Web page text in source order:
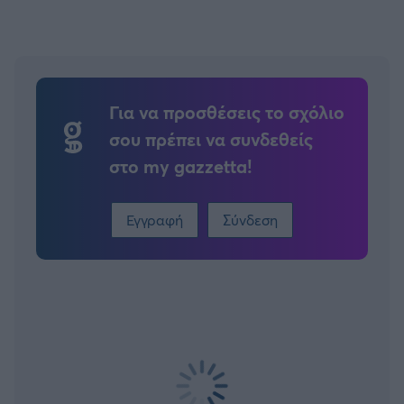
Για να προσθέσεις το σχόλιο
σου πρέπει να συνδεθείς
στο my gazzetta!
Εγγραφή Σύνδεση